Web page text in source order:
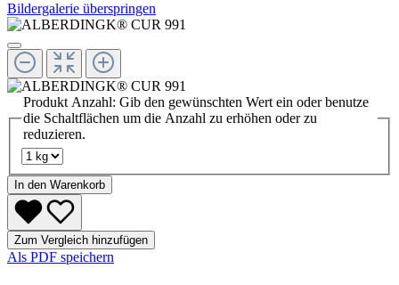
Bildergalerie überspringen
Produkt Anzahl: Gib den gewünschten Wert ein oder benutze
die Schaltflächen um die Anzahl zu erhöhen oder zu
reduzieren.
In den Warenkorb
Zum Vergleich hinzufügen
Als PDF speichern